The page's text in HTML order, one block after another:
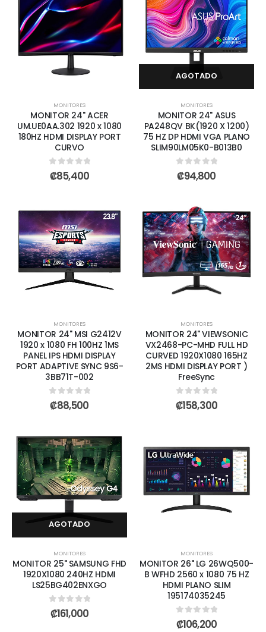
MONITORES
MONITOR 24" ACER
UM.UE0AA.302 1920 x 1080
180HZ HDMI DISPLAY PORT
CURVO
0out of 5
₡85,400
AGOTADO
MONITORES
MONITOR 24" ASUS
PA248QV BK(1920 X 1200)
75 HZ DP HDMI VGA PLANO
SLIM90LM05K0-B013B0
0out of 5
₡94,800
MONITORES
MONITOR 24" MSI G2412V
1920 x 1080 FH 100HZ 1MS
PANEL IPS HDMI DISPLAY
PORT ADAPTIVE SYNC 9S6-
3BB71T-002
0out of 5
₡88,500
MONITORES
MONITOR 24" VIEWSONIC
VX2468-PC-MHD FULL HD
CURVED 1920X1080 165HZ
2MS HDMI DISPLAY PORT )
FreeSync
0out of 5
₡158,300
AGOTADO
MONITORES
MONITOR 25" SAMSUNG FHD
1920X1080 240HZ HDMI
LS25BG402ENXGO
0out of 5
₡161,000
MONITORES
MONITOR 26" LG 26WQ500-
B WFHD 2560 x 1080 75 HZ
HDMI PLANO SLIM
195174035245
0out of 5
₡106,200